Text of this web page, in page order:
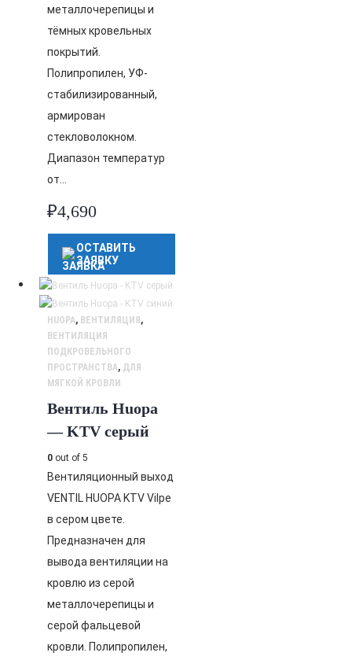
металлочерепицы и
тёмных кровельных
покрытий.
Полипропилен, УФ-
стабилизированный,
армирован
стекловолокном.
Диапазон температур
от…
₽4,690
ОСТАВИТЬ
ЗАЯВКУ
HUOPA, ВЕНТИЛЯЦИЯ,
ВЕНТИЛЯЦИЯ
ПОДКРОВЕЛЬНОГО
ПРОСТРАНСТВА, ДЛЯ
МЯГКОЙ КРОВЛИ
Вентиль Huopa
— KTV серый
0 out of 5
Вентиляционный выход
VENTIL HUOPA KTV Vilpe
в сером цвете.
Предназначен для
вывода вентиляции на
кровлю из серой
металлочерепицы и
серой фальцевой
кровли. Полипропилен,